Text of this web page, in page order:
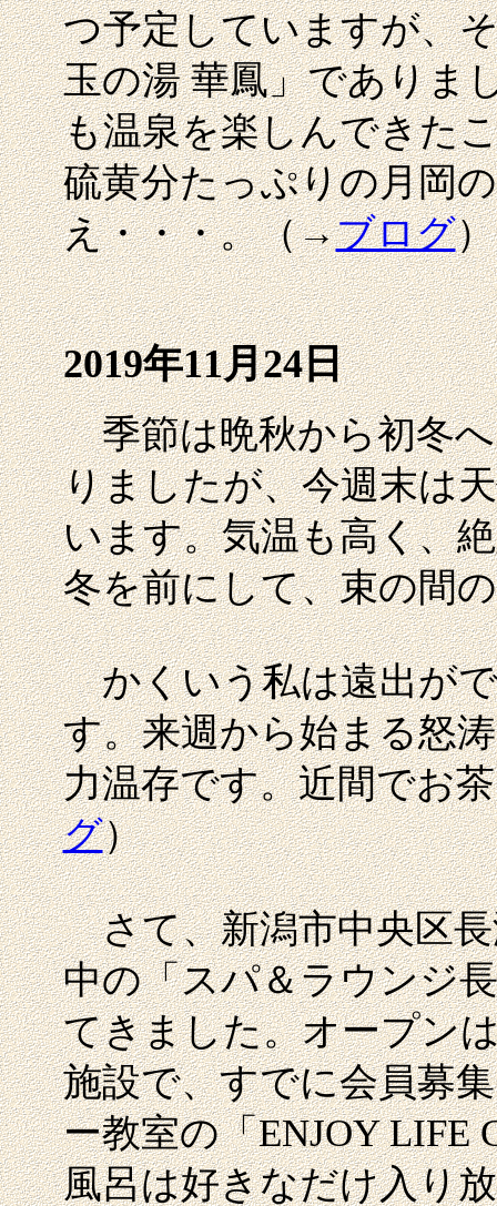
つ予定していますが、
玉の湯 華鳳」でありま
も温泉を楽しんできた
硫黄分たっぷりの月岡
え・・・。（→ブログ）
2019年11月24日
季節は晩秋から初冬へ
りましたが、今週末は
います。気温も高く、
冬を前にして、束の間
かくいう私は遠出がで
す。来週から始まる怒
力温存です。近間でお
グ）
さて、新潟市中央区長
中の「スパ＆ラウンジ
てきました。オープン
施設で、すでに会員募
ー教室の「ENJOY LIFE
風呂は好きなだけ入り